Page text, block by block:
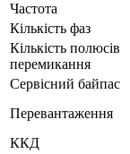
Частота
Кількість фаз
Кількість полюсів
перемикання
Сервісний байпас
Перевантаження
ККД